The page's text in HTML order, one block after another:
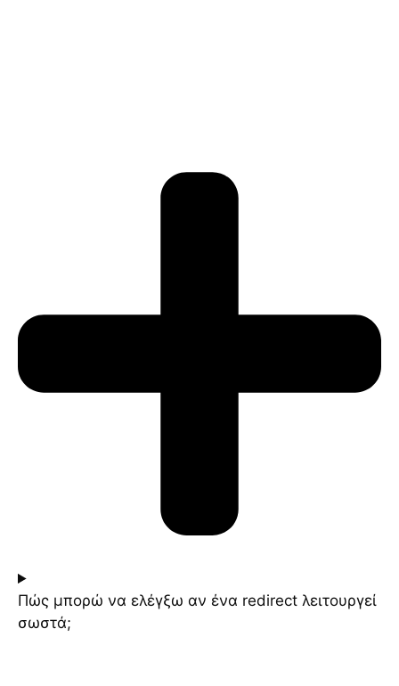
Πώς μπορώ να ελέγξω αν ένα redirect λειτουργεί
σωστά;